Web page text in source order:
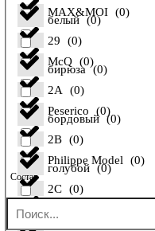
MAX&MOI (0)
McQ (0)
Peserico (0)
Philippe Model (0)
Pollini
29 (0)
2A (0)
2B (0)
2C (0)
белый (0)
бирюза (0)
бордовый (0)
голубой (0)
желтый
Состав